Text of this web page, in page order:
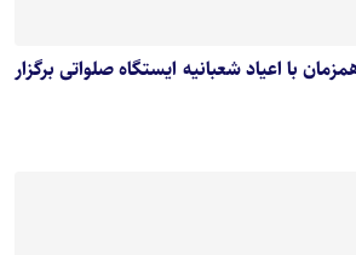
با اعیاد شعبانیه ایستگاه صلواتی برگزار